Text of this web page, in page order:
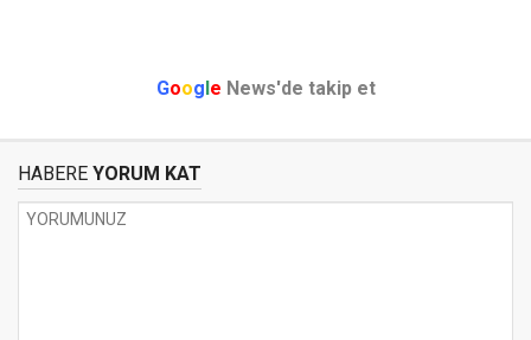
Google News'de takip et
HABERE YORUM KAT